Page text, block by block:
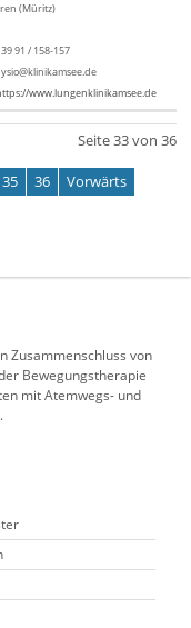
(Müritz)
91 / 158-157
www.lungenklinikamsee.de
Seite 33 von 36
35 36
Vorwärts
Zusammenschluss von
Bewegungstherapie
mit Atemwegs- und